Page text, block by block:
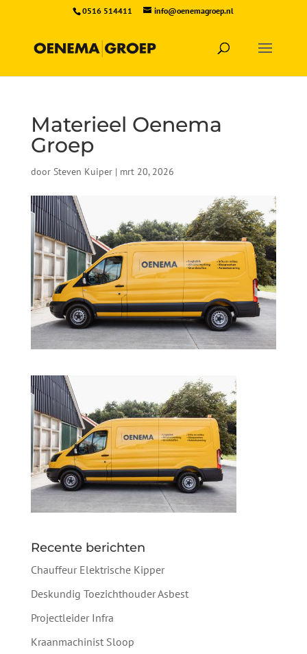
0516 514411 info@oenemagroep.nl
Materieel Oenema
Groep
door Steven Kuiper| mrt 20, 2026
Recente berichten
Chauffeur Elektrische Kipper
Deskundig Toezichthouder Asbest
Projectleider Infra
Kraanmachinist Sloop